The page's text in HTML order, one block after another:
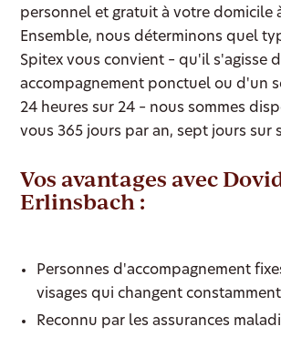
personnel et gratuit à votre domicile
Ensemble, nous déterminons quel
Spitex vous convient – qu'il s'agisse
accompagnement ponctuel ou d'un
24 heures sur 24 – nous sommes
vous 365 jours par an, sept jours sur
Vos avantages avec
Erlinsbach :
Personnes d'accompagnement
visages qui changent constamment
Reconnu par les assurances